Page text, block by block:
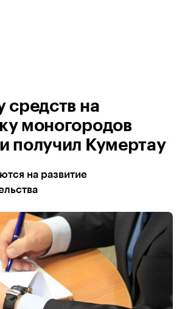
средств на
моногородов
получил Кумертау
на развитие